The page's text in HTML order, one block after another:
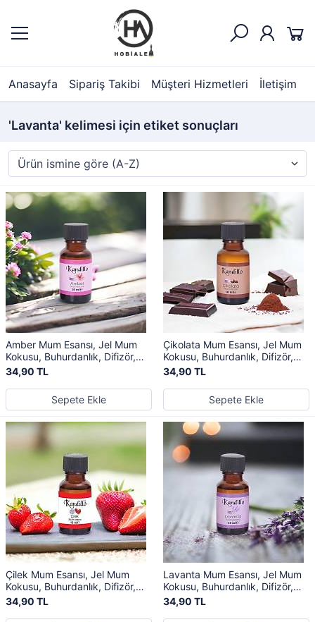
Anasayfa Sipariş Takibi Müşteri Hizmetleri İletişim
'Lavanta' kelimesi için etiket sonuçları
Amber Mum Esansı, Jel Mum
Kokusu, Buhurdanlık, Difizör,
Kurutma Topu Kokusu
34,90 TL
Sepete Ekle
Çikolata Mum Esansı, Jel Mum
Kokusu, Buhurdanlık, Difizör,
Kurutma Topu Kokusu
34,90 TL
Sepete Ekle
Çilek Mum Esansı, Jel Mum
Kokusu, Buhurdanlık, Difizör,
Kurutma Topu Kokusu
34,90 TL
Lavanta Mum Esansı, Jel Mum
Kokusu, Buhurdanlık, Difizör,
Kurutma Topu Kokusu
34,90 TL